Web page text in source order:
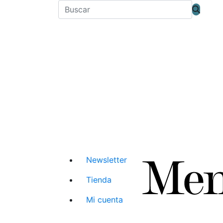
Newsletter
Tienda
Mi cuenta